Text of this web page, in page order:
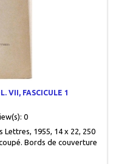
VII, FASCICULE 1
0
Lettres , 1955, 14 x 22 , 250
Bords de couverture